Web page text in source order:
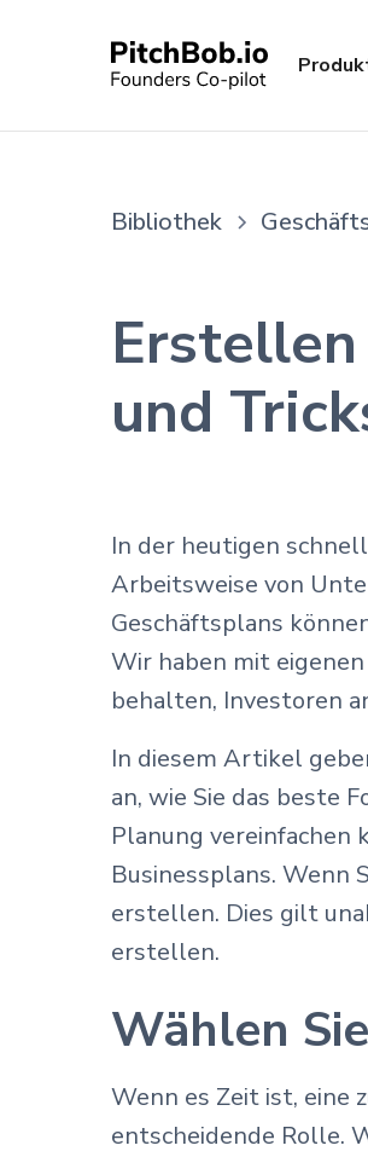
Bibliothek
und
In der heutigen
Arbeitsweise von
Geschäftsplans
Wir haben mit
behalten, Investoren
In diesem Artikel
an, wie Sie das beste
Planung vereinfachen
Businessplans. Wenn
erstellen. Dies gilt
erstellen.
Wählen
Wenn es Zeit ist, eine
entscheidende Rolle.